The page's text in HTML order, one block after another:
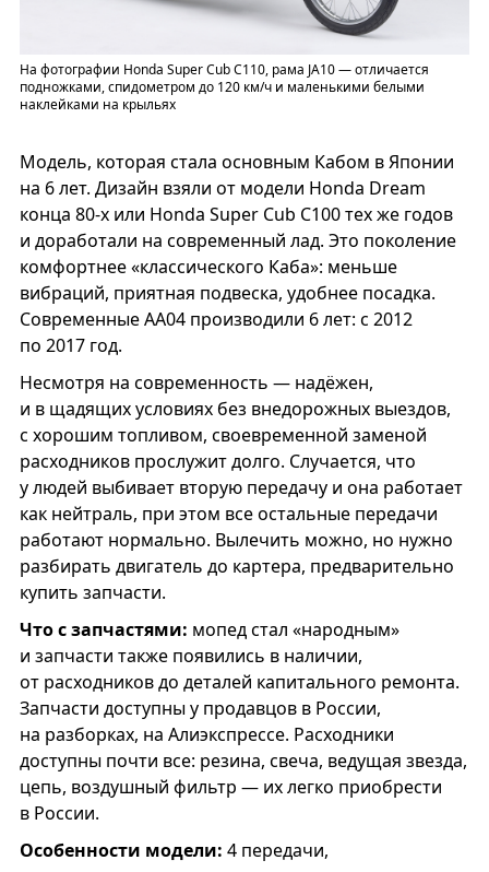
На фотографии Honda Super Cub C110, рама JA10 — отличается
подножками, спидометром до 120 км/ч и маленькими белыми
наклейками на крыльях
Модель, которая стала основным Кабом в Японии
на 6 лет. Дизайн взяли от модели Honda Dream
конца 80-х или Honda Super Cub C100 тех же годов
и доработали на современный лад. Это поколение
комфортнее «классического Каба»: меньше
вибраций, приятная подвеска, удобнее посадка.
Современные АА04 производили 6 лет: с 2012
по 2017 год.
Несмотря на современность — надёжен,
и в щадящих условиях без внедорожных выездов,
с хорошим топливом, своевременной заменой
расходников прослужит долго. Случается, что
у людей выбивает вторую передачу и она работает
как нейтраль, при этом все остальные передачи
работают нормально. Вылечить можно, но нужно
разбирать двигатель до картера, предварительно
купить запчасти.
Что с запчастями: мопед стал «народным»
и запчасти также появились в наличии,
от расходников до деталей капитального ремонта.
Запчасти доступны у продавцов в России,
на разборках, на Алиэкспрессе. Расходники
доступны почти все: резина, свеча, ведущая звезда,
цепь, воздушный фильтр — их легко приобрести
в России.
Особенности модели: 4 передачи,